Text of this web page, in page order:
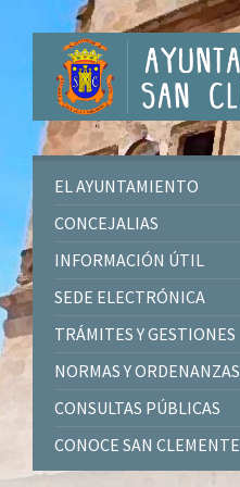
EL AYUNTAMIENTO
CONCEJALIAS
INFORMACIÓN ÚTIL
SEDE ELECTRÓNICA
TRÁMITES Y GESTIONES
NORMAS Y ORDENANZAS
CONSULTAS PÚBLICAS
CONOCE SAN CLEMENTE